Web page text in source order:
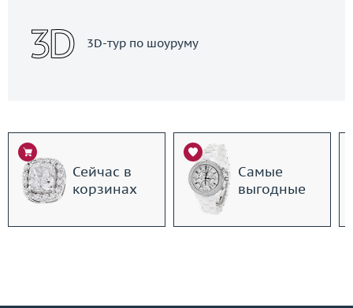
3D-тур по шоуруму
Сейчас в
корзинах
Самые
выгодные